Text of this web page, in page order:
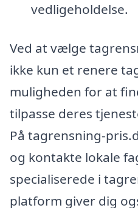
vedligeholdelse.
Ved at vælge
ikke kun et renere
muligheden for at
tilpasse deres
På tagrensning-
og kontakte lokale
specialiserede i
platform giver dig